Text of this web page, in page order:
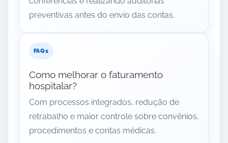
preventivas antes do envio das contas.
Como melhorar o faturamento
hospitalar?
Com processos integrados, redução de
retrabalho e maior controle sobre convênios,
procedimentos e contas médicas.